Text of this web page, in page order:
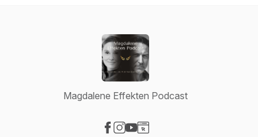
Magdalene Effekten Podcast